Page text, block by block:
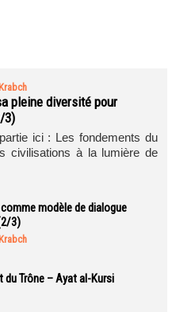
pleine diversité pour
3)
ici : Les fondements du
civilisations à la lumière de
modèle de dialogue
3)
du Trône – Ayat al-Kursi